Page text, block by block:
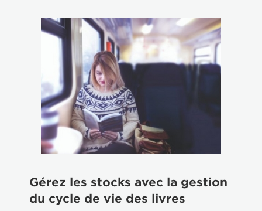
Gérez les stocks avec la gestion
du cycle de vie des livres